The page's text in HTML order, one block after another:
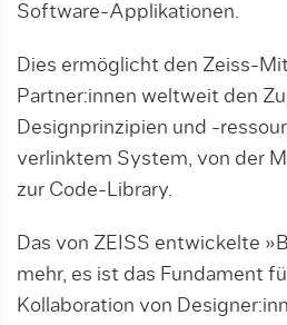
Software-Applikationen.
Dies ermöglicht den Zeiss-
Partner:in­nen weltweit den
Designprinzipien und -
verlinktem System, von der
zur Code-Library.
Das von ZEISS entwickelte
mehr, es ist das Fundament
Kollaboration von